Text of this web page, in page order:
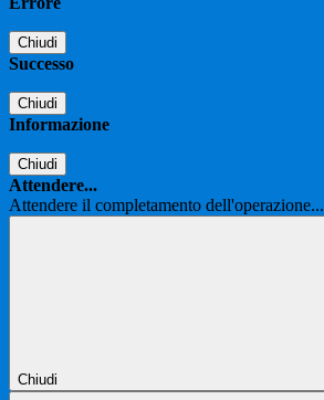
Chiudi
Successo
Chiudi
Informazione
Chiudi
Attendere...
Attendere il completamento dell'operazione...
Chiudi